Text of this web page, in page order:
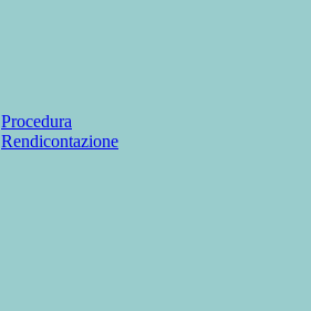
Procedura
Rendicontazione